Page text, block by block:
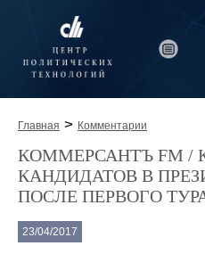
Главная > Комментарии
КОММЕРСАНТЪ FM
КАНДИДАТОВ В
ПОСЛЕ ПЕРВОГО
23/04/2017